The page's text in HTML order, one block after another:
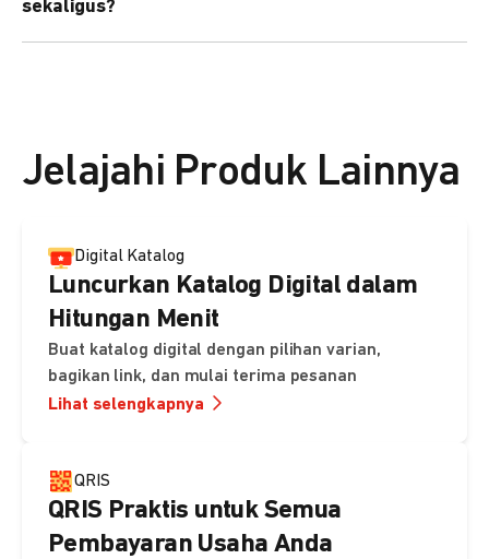
kebutuhan Anda.
sekaligus?
Jelajahi Produk Lainnya
Digital Katalog
Luncurkan Katalog Digital dalam
Hitungan Menit
Buat katalog digital dengan pilihan varian,
bagikan link, dan mulai terima pesanan
Lihat selengkapnya
QRIS
QRIS Praktis untuk Semua
Pembayaran Usaha Anda